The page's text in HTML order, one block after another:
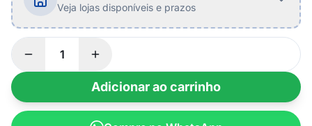
Veja lojas disponíveis e prazos
Adicionar ao carrinho